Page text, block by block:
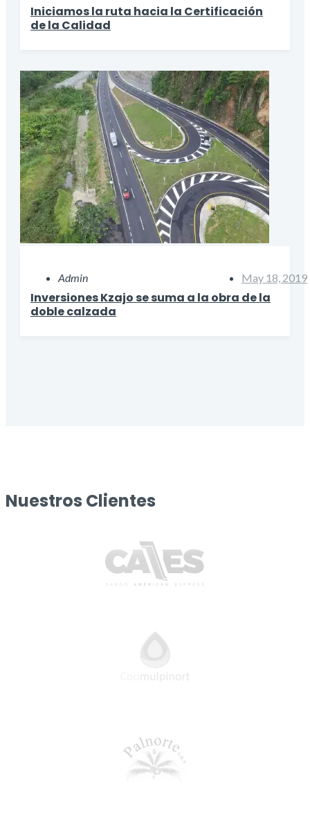
Iniciamos la ruta hacia la Certificación
de la Calidad
Admin May 18, 2019
Inversiones Kzajo se suma a la obra de la
doble calzada
Nuestros Clientes